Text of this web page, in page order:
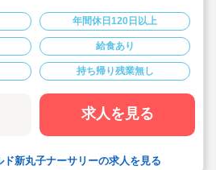
、おもちゃ製作などの研修など様々な研
けます！（平日の勤務時間内に受講可
以上、サービス残業や持ち帰り業務は
ート両立できます♪
以上！賞与実績3.0～3.9ヶ月(昨年実績3.6
社の中でも高水準の給与！
ブレット端末等を使用しています！職員
語を極力使わない、前向きな言葉がけの
入れており、産地が明確な食材しか使用
年間休日120日以上
給食あり
持ち帰り残業無し
求人を見る
新丸子ナーサリーの求人を見る